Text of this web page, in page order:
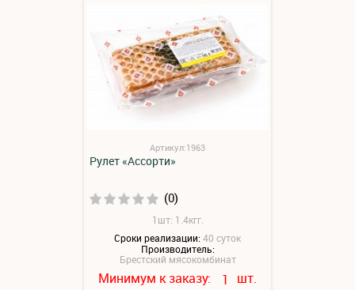
Артикул:1963
Рулет «Ассорти»
(0)
1шт: 1.4кгг.
Сроки реализации:40 суток
Производитель:
Брестский мясокомбинат
Минимум к заказу: 1 шт.